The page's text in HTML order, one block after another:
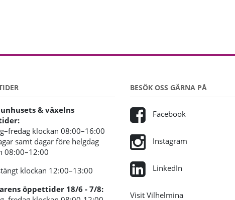
& växelns
klockan 08:00–16:00
samt dagar före helgdag
08:00–12:00
klockan 12:00–13:00
öppettider 18/6 - 7/8:
BESÖK OSS GÄRNA PÅ
Facebook
Instagram
LinkedIn
Visit Vilhelmina